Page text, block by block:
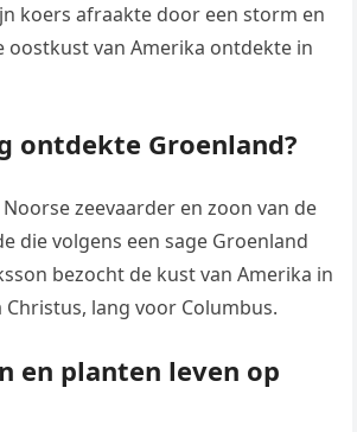
koers afraakte door een storm en
oostkust van Amerika ontdekte in
ontdekte Groenland?
zeevaarder en zoon van de
die volgens een sage Groenland
bezocht de kust van Amerika in
Christus, lang voor Columbus.
en planten leven op